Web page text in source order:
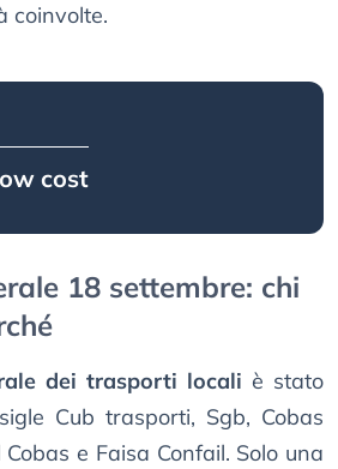
coinvolte.
cost
18 settembre: chi
dei trasporti locali è stato
Cub trasporti, Sgb, Cobas
e Faisa Confail. Solo una